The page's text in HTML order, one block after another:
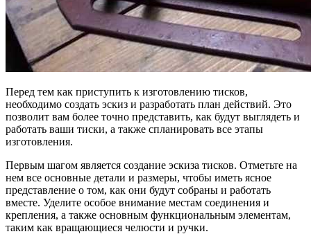
Перед тем как приступить к изготовлению тисков,
необходимо создать эскиз и разработать план действий. Это
позволит вам более точно представить, как будут выглядеть и
работать ваши тиски, а также спланировать все этапы
изготовления.
Первым шагом является создание эскиза тисков. Отметьте на
нем все основные детали и размеры, чтобы иметь ясное
представление о том, как они будут собраны и работать
вместе. Уделите особое внимание местам соединения и
крепления, а также основным функциональным элементам,
таким как вращающиеся челюсти и ручки.